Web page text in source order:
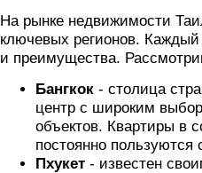
На рынке недвижимости
ключевых регионов.
и преимущества.
Бангкок - столица
центр с широким
объектов. Квартиры в
постоянно пользуются
Пхукет - известен